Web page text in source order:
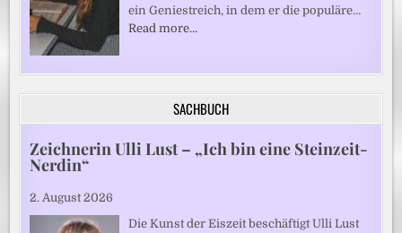
ein Geniestreich, in dem er die populäre…
Read more…
SACHBUCH
Zeichnerin Ulli Lust – „Ich bin eine Steinzeit-
Nerdin“
2. August 2026
Die Kunst der Eiszeit beschäftigt Ulli Lust